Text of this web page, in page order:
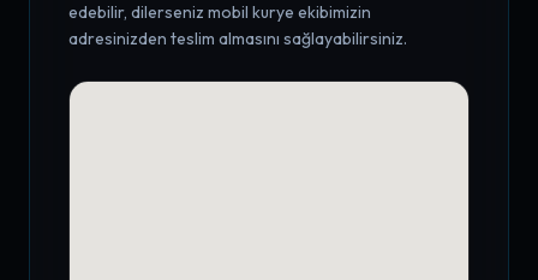
edebilir, dilerseniz mobil kurye ekibimizin
adresinizden teslim almasını sağlayabilirsiniz.